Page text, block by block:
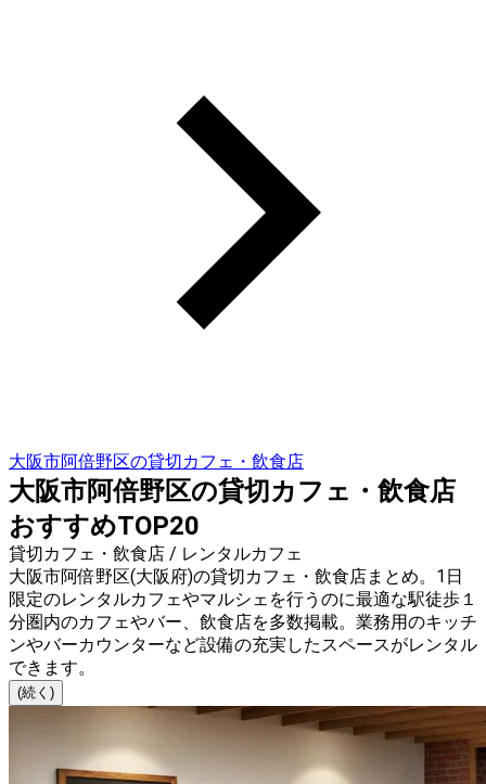
大阪市阿倍野区の貸切カフェ・飲食店
大阪市阿倍野区の貸切カフェ・飲食店
おすすめTOP20
貸切カフェ・飲食店 / レンタルカフェ
大阪市阿倍野区(大阪府)の貸切カフェ・飲食店まとめ。1日
限定のレンタルカフェやマルシェを行うのに最適な駅徒歩１
分圏内のカフェやバー、飲食店を多数掲載。業務用のキッチ
ンやバーカウンターなど設備の充実したスペースがレンタル
できます。
(続く)